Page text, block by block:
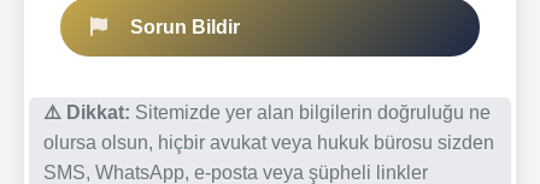
Sorun Bildir
⚠️ Dikkat: Sitemizde yer alan bilgilerin doğruluğu ne
olursa olsun, hiçbir avukat veya hukuk bürosu sizden
SMS, WhatsApp, e-posta veya şüpheli linkler